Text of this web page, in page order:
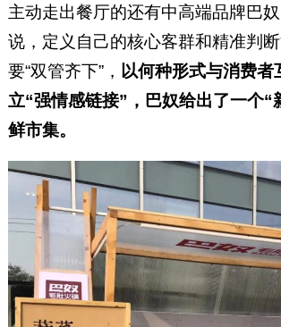
主动走出餐厅的还有中高端品牌巴
说，定义自己的核心客群和精准判
要“双管齐下”， 以何种形式与消费者
立“强情感链接”，巴奴给出了一个
鲜市集。